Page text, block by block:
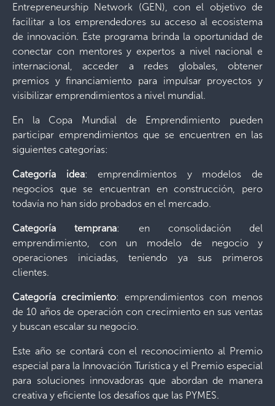
Entrepreneurship Network (GEN), con el objetivo de
facilitar a los emprendedores su acceso al ecosistema
de innovación. Este programa brinda la oportunidad de
conectar con mentores y expertos a nivel nacional e
internacional, acceder a redes globales, obtener
premios y financiamiento para impulsar proyectos y
visibilizar emprendimientos a nivel mundial.
En la Copa Mundial de Emprendimiento pueden
participar emprendimientos que se encuentren en las
siguientes categorías:
Categoría idea: emprendimientos y modelos de
negocios que se encuentran en construcción, pero
todavía no han sido probados en el mercado.
Categoría temprana: en consolidación del
emprendimiento, con un modelo de negocio y
operaciones iniciadas, teniendo ya sus primeros
clientes.
Categoría crecimiento: emprendimientos con menos
de 10 años de operación con crecimiento en sus ventas
y buscan escalar su negocio.
Este año se contará con el reconocimiento al Premio
especial para la Innovación Turística y el Premio especial
para soluciones innovadoras que abordan de manera
creativa y eficiente los desafíos que las PYMES.